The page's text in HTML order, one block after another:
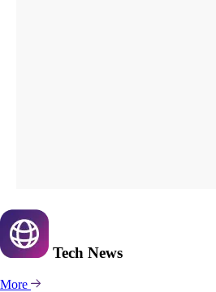
Tech News
More